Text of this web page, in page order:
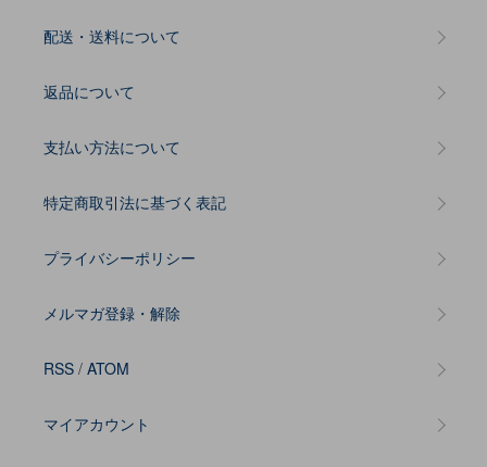
配送・送料について
返品について
支払い方法について
特定商取引法に基づく表記
プライバシーポリシー
メルマガ登録・解除
RSS / ATOM
マイアカウント